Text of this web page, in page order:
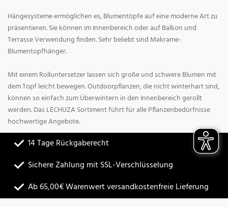
Hängesysteme ermöglichen es, Blumentöpfe auf eine moderne Art zu
präsentieren. Sie können im Innenbereich oder auf Balkon und
Terrasse Verwendung finden. Sehr beliebt sind Makrame-
Blumentopfhänger.
Mit einem Rolluntersetzer lassen sich große und schwere Blumen mit
dem Topf leicht bewegen. Outdoorpflanzen, die nicht winterhart sind,
können so einfach zum Überwintern in den Innenbereich gerollt
werden. Das LECHUZA Sortiment führt für alle Pflanzenbedürfnisse
hochwertige Angebote.
14 Tage Rückgaberecht
Sichere Zahlung mit SSL-Verschlüsselung
Ab 65,00€ Warenwert versandkostenfreie Lieferung